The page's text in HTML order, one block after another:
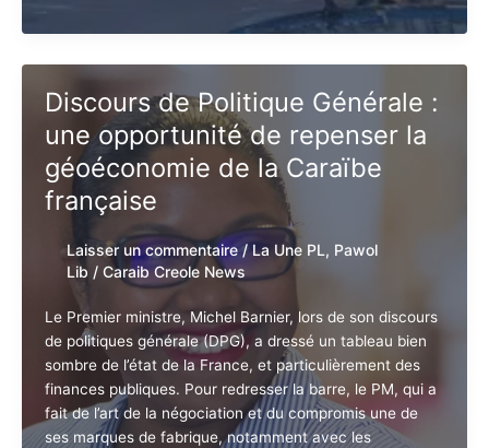
être.
tabous
de
santé
mentale
Discours de Politique Générale :
une opportunité de repenser la
géoéconomie de la Caraïbe
française
Laisser un commentaire /La Une PL, Pawol
Lib / Caraib Creole News
Le Premier ministre, Michel Barnier, lors de son discours
de politiques générale (DPG), a dressé un tableau bien
sombre de l’état de la France, et particulièrement des
finances publiques. Pour redresser la barre, le PM, qui a
fait de l’art de la négociation et du compromis une de
ses marques de fabrique, notamment avec les